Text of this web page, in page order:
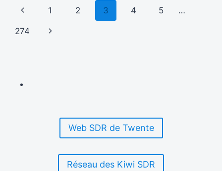
CESSERA
Navigation
de
Page
précédente
1 2 3 4 5 …
274
Page
Web SDR de Twente
Réseau des Kiwi SDR